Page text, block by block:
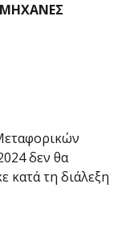
δεν θα
κατά τη διάλεξη